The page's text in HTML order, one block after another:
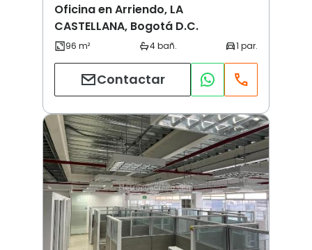
Oficina en Arriendo, LA
CASTELLANA, Bogotá D.C.
Contactar